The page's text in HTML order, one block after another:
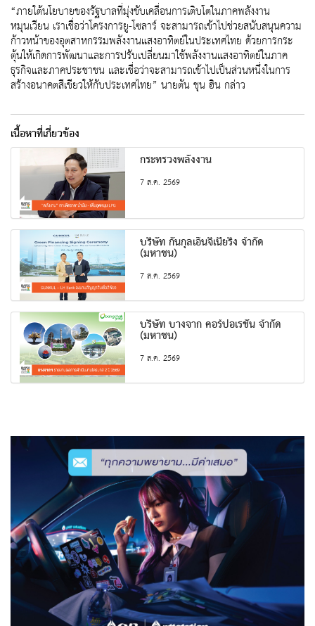
“ภายใต้นโยบายของรัฐบาลที่มุ่งขับเคลื่อนการเติบโตในภาคพลังงาน
หมุนเวียน เราเชื่อว่าโครงการยู-โซลาร์ จะสามารถเข้าไปช่วยสนับสนุนความ
ก้าวหน้าของอุตสาหกรรมพลังงานแสงอาทิตย์ในประเทศไทย ด้วยการกระ
ตุ้นให้เกิดการพัฒนาและการปรับเปลี่ยนมาใช้พลังงานแสงอาทิตย์ในภาค
ธุรกิจและภาคประชาชน และเชื่อว่าจะสามารถเข้าไปเป็นส่วนหนึ่งในการ
สร้างอนาคตสีเขียวให้กับประเทศไทย” นายตัน ชุน ฮิน กล่าว
เนื้อหาที่เกี่ยวข้อง
กระทรวงพลังงาน
7 ส.ค. 2569
บริษัท กันกุลเอ็นจิเนียริ่ง จำกัด
(มหาชน)
7 ส.ค. 2569
บริษัท บางจาก คอร์ปอเรชั่น จำกัด
(มหาชน)
7 ส.ค. 2569